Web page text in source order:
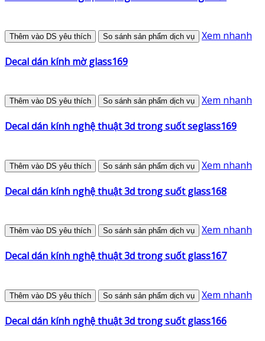
Thêm vào DS yêu thích So sánh sản phẩm dịch vụ Xem nhanh
Decal dán kính mờ glass169
Thêm vào DS yêu thích So sánh sản phẩm dịch vụ Xem nhanh
Decal dán kính nghệ thuật 3d trong suốt seglass169
Thêm vào DS yêu thích So sánh sản phẩm dịch vụ Xem nhanh
Decal dán kính nghệ thuật 3d trong suốt glass168
Thêm vào DS yêu thích So sánh sản phẩm dịch vụ Xem nhanh
Decal dán kính nghệ thuật 3d trong suốt glass167
Thêm vào DS yêu thích So sánh sản phẩm dịch vụ Xem nhanh
Decal dán kính nghệ thuật 3d trong suốt glass166